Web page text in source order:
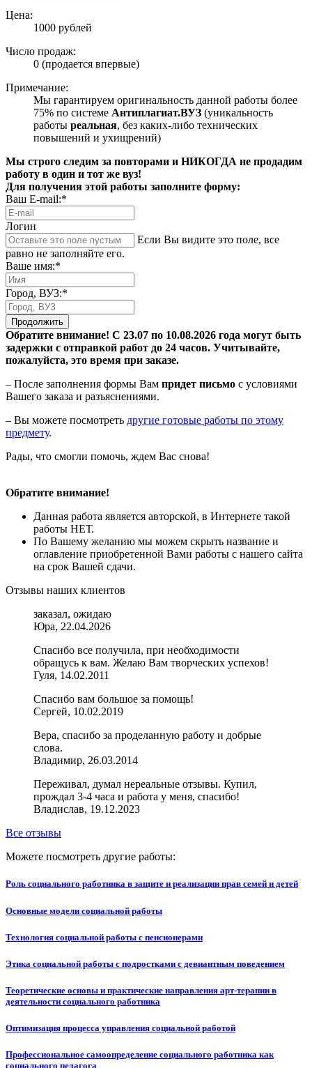
Цена:
1000 рублей
Число продаж:
0 (продается впервые)
Примечание:
Мы гарантируем оригинальность данной работы более
75% по системе Антиплагиат.ВУЗ (уникальность
работы реальная, без каких-либо технических
повышений и ухищрений)
Мы строго следим за повторами и НИКОГДА не продадим
работу в один и тот же вуз!
Для получения этой работы заполните форму:
Ваш E-mail:*
Логин
Если Вы видите это поле, все
равно не заполняйте его.
Ваше имя:*
Город, ВУЗ:*
Продолжить
Обратите внимание! С 23.07 по 10.08.2026 года могут быть
задержки с отправкой работ до 24 часов. Учитывайте,
пожалуйста, это время при заказе.
– После заполнения формы Вам придет письмо с условиями
Вашего заказа и разъяснениями.
– Вы можете посмотреть другие готовые работы по этому
предмету.
Рады, что смогли помочь, ждем Вас снова!
Обратите внимание!
Данная работа является авторской, в Интернете такой
работы НЕТ.
По Вашему желанию мы можем скрыть название и
оглавление приобретенной Вами работы с нашего сайта
на срок Вашей сдачи.
Отзывы наших клиентов
заказал, ожидаю
Юра, 22.04.2026
Спасибо все получила, при необходимости
обращусь к вам. Желаю Вам творческих успехов!
Гуля, 14.02.2011
Спасибо вам большое за помощь!
Сергей, 10.02.2019
Вера, спасибо за проделанную работу и добрые
слова.
Владимир, 26.03.2014
Переживал, думал нереальные отзывы. Купил,
прождал 3-4 часа и работа у меня, спасибо!
Владислав, 19.12.2023
Все отзывы
Можете посмотреть другие работы:
Роль социального работника в защите и реализации прав семей и детей
Основные модели социальной работы
Технология социальной работы с пенсионерами
Этика социальной работы с подростками с девиантным поведением
Теоретические основы и практические направления арт-терапии в
деятельности социального работника
Оптимизация процесса управления социальной работой
Профессиональное самоопределение социального работника как
социального педагога